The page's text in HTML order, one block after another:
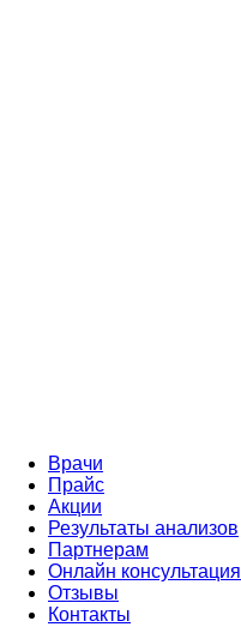
Врачи
Прайс
Акции
Результаты анализов
Партнерам
Онлайн консультация
Отзывы
Контакты